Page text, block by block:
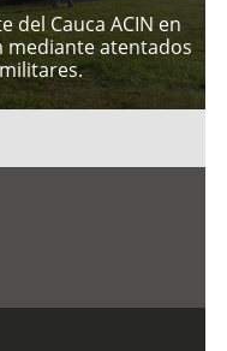
del Cauca ACIN en
mediante atentados